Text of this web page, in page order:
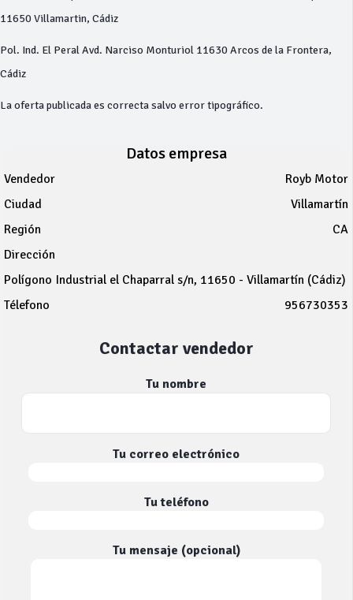
11650 Villamartin, Cádiz
Pol. Ind. El Peral Avd. Narciso Monturiol 11630 Arcos de la Frontera,
Cádiz
La oferta publicada es correcta salvo error tipográfico.
Datos empresa
Vendedor
Royb Motor
Ciudad
Villamartín
Región
CA
Dirección
Polígono Industrial el Chaparral s/n, 11650 - Villamartín (Cádiz)
Télefono
956730353
Contactar vendedor
Tu nombre
Tu correo electrónico
Tu teléfono
Tu mensaje (opcional)